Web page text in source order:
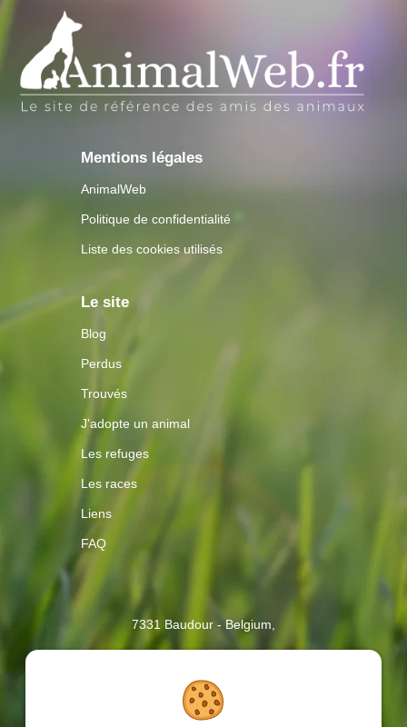
Mentions légales
AnimalWeb
Politique de confidentialité
Liste des cookies utilisés
Le site
Blog
Perdus
Trouvés
J'adopte un animal
Les refuges
Les races
Liens
FAQ
Contactez-
7331 Baudour - Belgium,
| AnimalWeb, Tous droits réservés